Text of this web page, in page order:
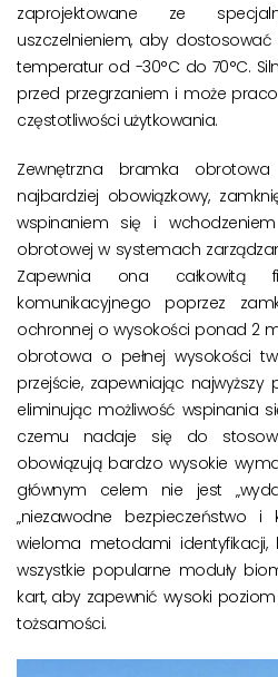
zaprojektowane ze
uszczelnieniem, aby
temperatur od -30°C do 70°C.
przed przegrzaniem i może
częstotliwości użytkowania.
Zewnętrzna bramka
najbardziej obowiązkowy,
wspinaniem się i
obrotowej w systemach
Zapewnia ona całkowitą
komunikacyjnego poprzez
ochronnej o wysokości ponad 2
obrotowa o pełnej wysokości
przejście, zapewniając
eliminując możliwość wspinania
czemu nadaje się do
obowiązują bardzo wysokie
głównym celem nie jest
„niezawodne bezpieczeństwo i
wieloma metodami
wszystkie popularne moduły
kart, aby zapewnić wysoki
tożsamości.